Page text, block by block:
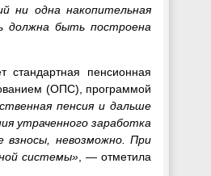
ни одна накопительная
должна быть построена
пенсионная
(ОПС), программой
пенсия и дальше
утраченного заработка
взносы, невозможно. При
системы» , — отметила